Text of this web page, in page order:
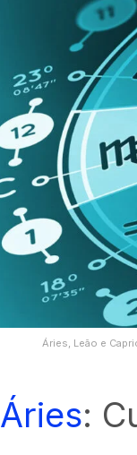
Áries, Leão e
Áries: